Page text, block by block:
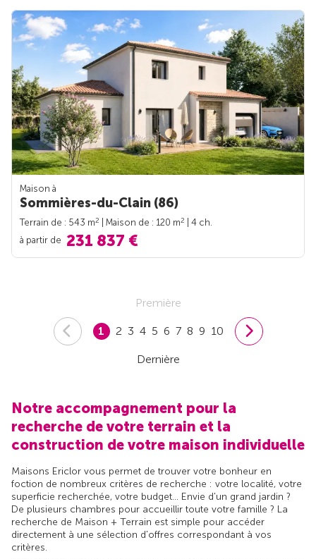
Maison à
Sommières-du-Clain (86)
Terrain de : 543 m2 | Maison de : 120 m2
| 4 ch.
à partir de 231 837 €
Première
1 2 3 4 5 6 7 8 9 10
Dernière
Notre accompagnement pour la
recherche de votre terrain et la
construction de votre maison individuelle
Maisons Ericlor vous permet de trouver votre bonheur en
foction de nombreux critères de recherche : votre localité, votre
superficie recherchée, votre budget... Envie d'un grand jardin ?
De plusieurs chambres pour accueillir toute votre famille ? La
recherche de Maison + Terrain est simple pour accéder
directement à une sélection d'offres correspondant à vos
critères.